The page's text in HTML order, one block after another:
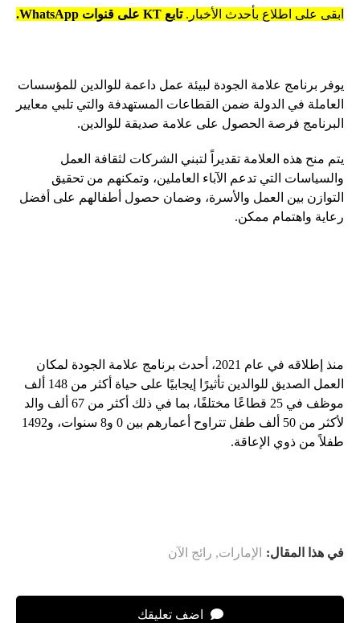
ابقى على اطلاع بأحدث الأخبار.تابع KT على قنوات WhatsApp.
يوفر برنامج علامة الجودة لبيئة عمل داعمة للوالدين للمؤسسات
العاملة في الدولة ضمن القطاعات المستهدفة والتي تلبي معايير
البرنامج فرصة الحصول على علامة صديقة للوالدين.
يتم منح هذه العلامة تقديراً لتبني الشركات لثقافة العمل
والسياسات التي تدعم الآباء العاملين، وتمكنهم من تحقيق
التوازن بين العمل والأسرة، وضمان حصول أطفالهم على أفضل
رعاية واهتمام ممكن.
منذ إطلاقه في عام 2021، أحدث برنامج علامة الجودة لمكان
العمل الصديق للوالدين تأثيرًا إيجابيًا على حياة أكثر من 148 ألف
موظف في 25 قطاعًا مختلفًا، بما في ذلك أكثر من 67 ألف والد
لأكثر من 50 ألف طفل تتراوح أعمارهم بين 0 و8 سنوات، و1492
طفلاً من ذوي الإعاقة.
في هذا المقال: الإمارات, رائج الآن
اضف تعليقك